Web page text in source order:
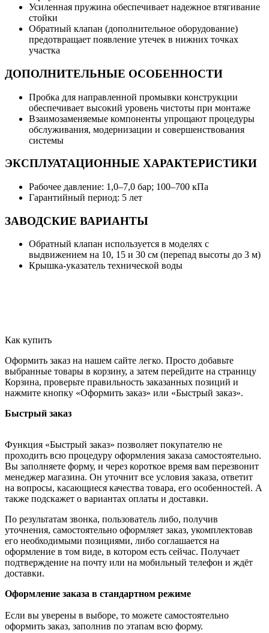
Усиленная пружина обеспечивает надежное втягивание
стойки
Обратный клапан (дополнительное оборудование)
предотвращает появление утечек в нижних точках
участка
ДОПОЛНИТЕЛЬНЫЕ ОСОБЕННОСТИ
Пробка для направленной промывки конструкции
обеспечивает высокий уровень чистоты при монтаже
Взаимозаменяемые компоненты упрощают процедуры
обслуживания, модернизации и совершенствования
системы
ЭКСПЛУАТАЦИОННЫЕ ХАРАКТЕРИСТИКИ
Рабочее давление: 1,0–7,0 бар; 100–700 кПа
Гарантийный период: 5 лет
ЗАВОДСКИЕ ВАРИАНТЫ
Обратный клапан используется в моделях с
выдвижением на 10, 15 и 30 см (перепад высоты до 3 м)
Крышка-указатель технической воды
Как купить
Оформить заказ на нашем сайте легко. Просто добавьте
выбранные товары в корзину, а затем перейдите на страницу
Корзина, проверьте правильность заказанных позиций и
нажмите кнопку «Оформить заказ» или «Быстрый заказ».
Быстрый заказ
Функция «Быстрый заказ» позволяет покупателю не
проходить всю процедуру оформления заказа самостоятельно.
Вы заполняете форму, и через короткое время вам перезвонит
менеджер магазина. Он уточнит все условия заказа, ответит
на вопросы, касающиеся качества товара, его особенностей. А
также подскажет о вариантах оплаты и доставки.
По результатам звонка, пользователь либо, получив
уточнения, самостоятельно оформляет заказ, укомплектовав
его необходимыми позициями, либо соглашается на
оформление в том виде, в котором есть сейчас. Получает
подтверждение на почту или на мобильный телефон и ждёт
доставки.
Оформление заказа в стандартном режиме
Если вы уверены в выборе, то можете самостоятельно
оформить заказ, заполнив по этапам всю форму.